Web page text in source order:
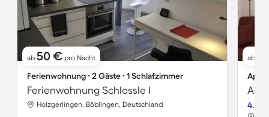
ab 50 € pro Nacht
Ferienwohnung ∙ 2 Gäste ∙ 1 Schlafzimmer
Ferienwohnung Schlossle I
Holzgerlingen, Böblingen, Deutschland
ab
4.8